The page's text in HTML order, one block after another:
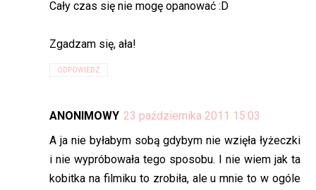
Cały czas się nie mogę opanować :D
Zgadzam się, ała!
ODPOWIEDZ
ANONIMOWY 23 października 2011 15:03
A ja nie byłabym sobą gdybym nie wzięła łyżeczki
i nie wypróbowała tego sposobu. I nie wiem jak ta
kobitka na filmiku to zrobiła, ale u mnie to w ogóle